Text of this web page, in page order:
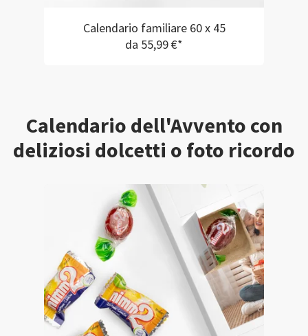
Calendario familiare 60 x 45
da 55,99 €*
Calendario dell'Avvento con
deliziosi dolcetti o foto ricordo